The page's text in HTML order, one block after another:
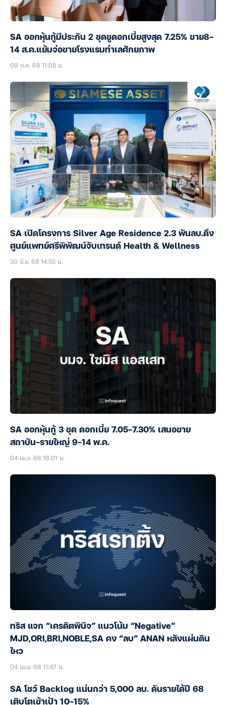
SA ออกหุ้นกู้มีประกัน 2 ชุดชูดอกเบี้ยสูงสุด 7.25% ขาย8-
14 ส.ค.แย้มจ่อขายโรงแรมทำเลศักยภาพ
09 ก.ค. 68 11:08 น.
SA เปิดโครงการ Silver Age Residence 2.3 พันลบ.ดึง
ศูนย์แพทย์ศรีพิพัฒน์จับเทรนด์ Health & Wellness
30 มิ.ย. 68 14:55 น.
SA ออกหุ้นกู้ 3 ชุด ดอกเบี้ย 7.05-7.30% เสนอขาย
สถาบัน-รายใหญ่ 9-14 พ.ค.
04 เม.ย. 68 16:01 น.
ทริส แจก “เครดิตพินิจ” แนวโน้ม “Negative”
MJD,ORI,BRI,NOBLE,SA คง “ลบ” ANAN หลังแผ่นดิน
ไหว
04 เม.ย. 68 11:47 น.
SA โชว์ Backlog แน่นกว่า 5,000 ลบ. ดันรายได้ปี 68
เติบโตเข้าเป้า 10-15%